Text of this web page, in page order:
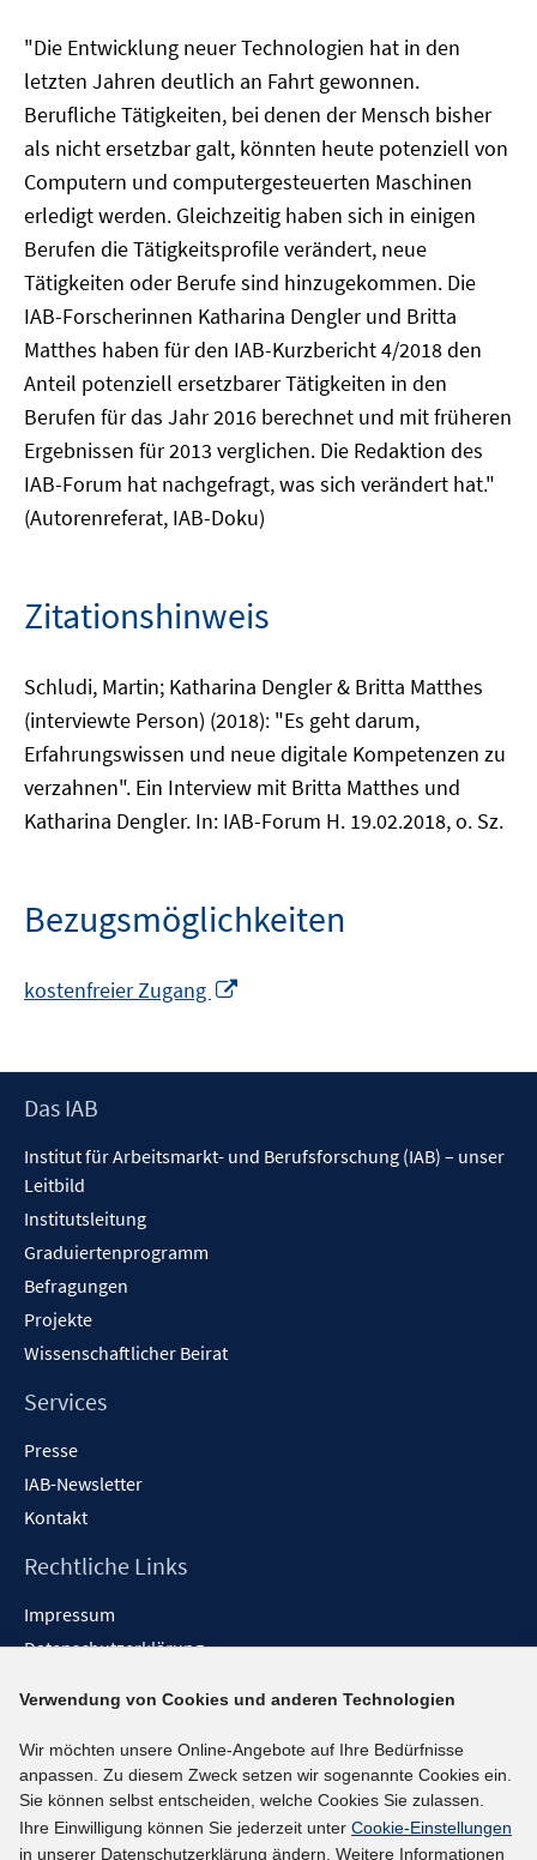
"Die Entwicklung neuer Technologien hat in den
letzten Jahren deutlich an Fahrt gewonnen.
Berufliche Tätigkeiten, bei denen der Mensch bisher
als nicht ersetzbar galt, könnten heute potenziell von
Computern und computergesteuerten Maschinen
erledigt werden. Gleichzeitig haben sich in einigen
Berufen die Tätigkeitsprofile verändert, neue
Tätigkeiten oder Berufe sind hinzugekommen. Die
IAB-Forscherinnen Katharina Dengler und Britta
Matthes haben für den IAB-Kurzbericht 4/2018 den
Anteil potenziell ersetzbarer Tätigkeiten in den
Berufen für das Jahr 2016 berechnet und mit früheren
Ergebnissen für 2013 verglichen. Die Redaktion des
IAB-Forum hat nachgefragt, was sich verändert hat."
(Autorenreferat, IAB-Doku)
Zitationshinweis
Schludi, Martin; Katharina Dengler & Britta Matthes
(interviewte Person) (2018): "Es geht darum,
Erfahrungswissen und neue digitale Kompetenzen zu
verzahnen". Ein Interview mit Britta Matthes und
Katharina Dengler. In: IAB-Forum H. 19.02.2018, o. Sz.
Bezugsmöglichkeiten
kostenfreier Zugang
öffnen
Footer
Das IAB
Institut für Arbeitsmarkt- und Berufsforschung (IAB) – unser
Leitbild
Institutsleitung
Graduiertenprogramm
Befragungen
Projekte
Wissenschaftlicher Beirat
Services
Presse
IAB-Newsletter
Kontakt
Rechtliche Links
Impressum
Datenschutzerklärung
Barrieren melden
Social-Media-Kanäle
BlueSky
YouTube
Verwendung von Cookies und anderen Technologien
Wir möchten unsere Online-Angebote auf Ihre Bedürfnisse
anpassen. Zu diesem Zweck setzen wir sogenannte Cookies ein.
Sie können selbst entscheiden, welche Cookies Sie zulassen.
Ihre Einwilligung können Sie jederzeit unter Cookie-Einstellungen
in unserer Datenschutzerklärung ändern. Weitere Informationen